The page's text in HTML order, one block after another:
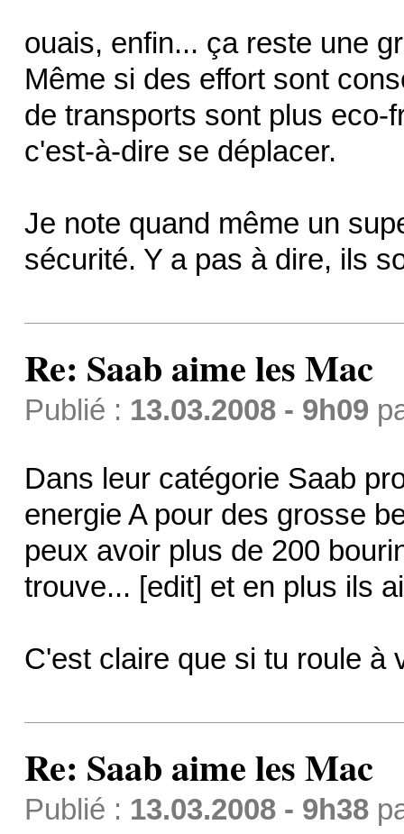
ouais, enfin... ça reste une
Même si des effort sont
de transports sont plus eco-
c'est-à-dire se déplacer.
Je note quand même un
sécurité. Y a pas à dire, ils
Re: Saab aime les Mac
Publié : 13.03.2008 - 9h09
Dans leur catégorie Saab
energie A pour des grosse
peux avoir plus de 200
trouve... [edit] et en plus ils
C'est claire que si tu roule à
Re: Saab aime les Mac
Publié : 13.03.2008 - 9h38